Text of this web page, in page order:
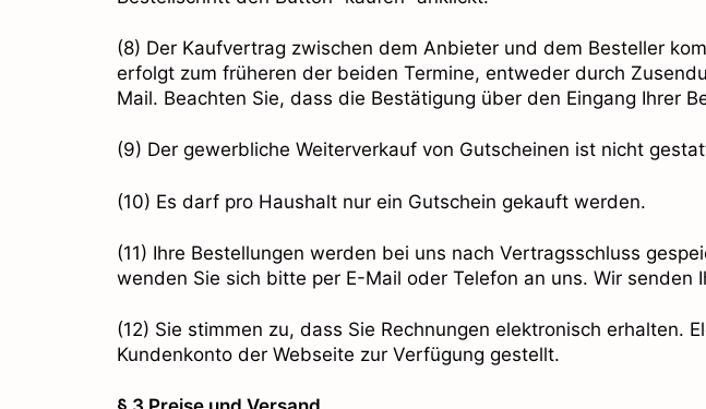
(8) Der Kaufvertrag zwischen dem Anbieter und dem Besteller
erfolgt zum früheren der beiden Termine, entweder durch
Mail. Beachten Sie, dass die Bestätigung über den Eingang Ihrer
(9) Der gewerbliche Weiterverkauf von Gutscheinen ist nicht
(10) Es darf pro Haushalt nur ein Gutschein gekauft werden.
(11) Ihre Bestellungen werden bei uns nach Vertragsschluss
wenden Sie sich bitte per E-Mail oder Telefon an uns. Wir senden
(12) Sie stimmen zu, dass Sie Rechnungen elektronisch erhalten.
Kundenkonto der Webseite zur Verfügung gestellt.